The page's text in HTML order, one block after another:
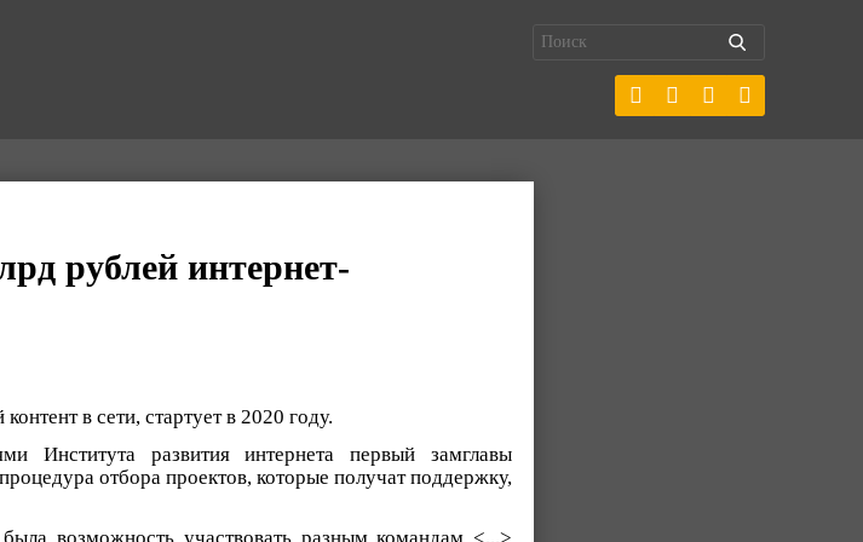
рублей интернет-
в сети, стартует в 2020 году.
Института развития интернета первый замглавы
отбора проектов, которые получат поддержку,